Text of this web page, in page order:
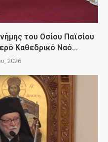
του Οσίου Παϊσίου
Καθεδρικό Ναό...
2026